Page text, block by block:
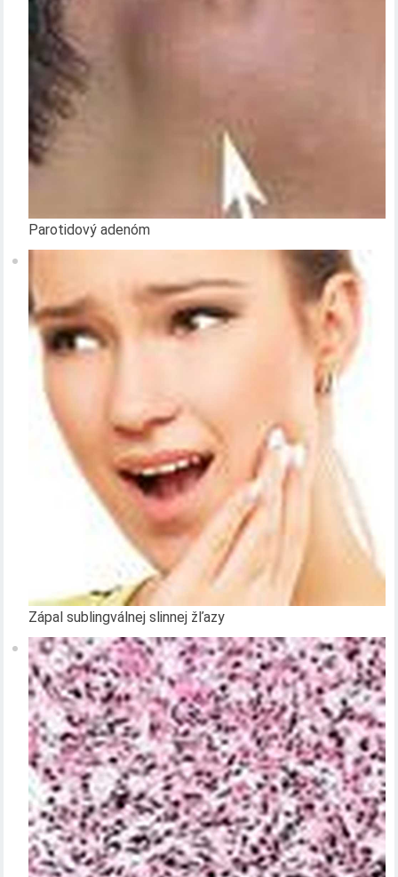
Parotidový adenóm
Zápal sublingválnej slinnej žľazy